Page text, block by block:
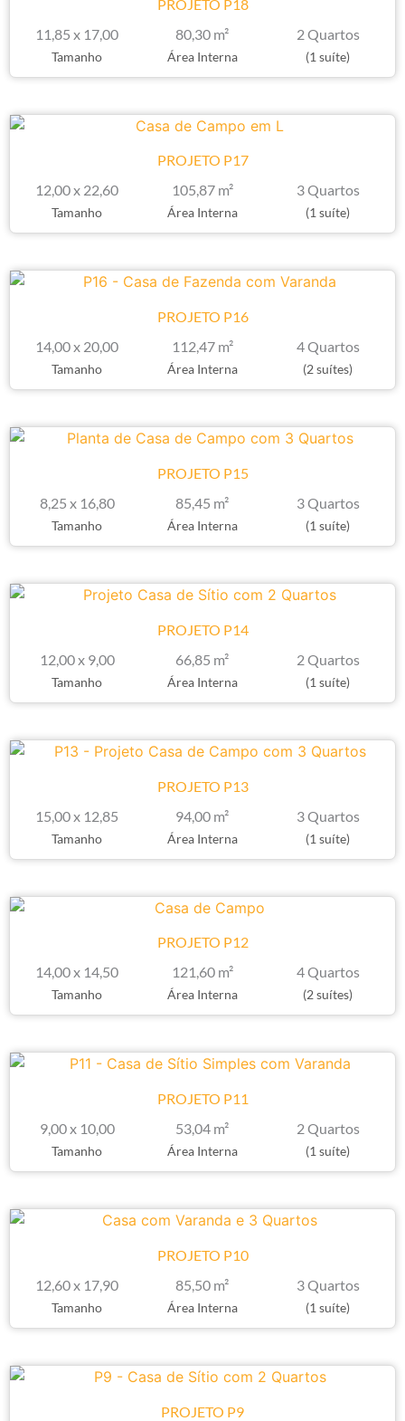
PROJETO P18
11,85 x 17,00
Tamanho
80,30 m²
Área Interna
2 Quartos
(1 suíte)
PROJETO P17
12,00 x 22,60
Tamanho
105,87 m²
Área Interna
3 Quartos
(1 suíte)
PROJETO P16
14,00 x 20,00
Tamanho
112,47 m²
Área Interna
4 Quartos
(2 suítes)
PROJETO P15
8,25 x 16,80
Tamanho
85,45 m²
Área Interna
3 Quartos
(1 suíte)
PROJETO P14
12,00 x 9,00
Tamanho
66,85 m²
Área Interna
2 Quartos
(1 suíte)
PROJETO P13
15,00 x 12,85
Tamanho
94,00 m²
Área Interna
3 Quartos
(1 suíte)
PROJETO P12
14,00 x 14,50
Tamanho
121,60 m²
Área Interna
4 Quartos
(2 suítes)
PROJETO P11
9,00 x 10,00
Tamanho
53,04 m²
Área Interna
2 Quartos
(1 suíte)
PROJETO P10
12,60 x 17,90
Tamanho
85,50 m²
Área Interna
3 Quartos
(1 suíte)
PROJETO P9